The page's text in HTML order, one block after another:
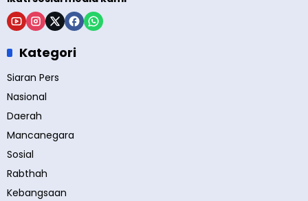
Kategori
Siaran Pers
Nasional
Daerah
Mancanegara
Sosial
Rabthah
Kebangsaan